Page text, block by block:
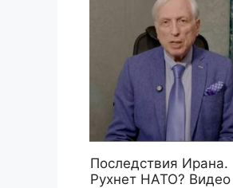
Последствия Ирана.
Рухнет НАТО? Видео